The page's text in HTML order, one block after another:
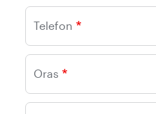
Telefon
Oras